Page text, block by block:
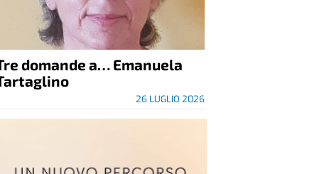
domande a… Emanuela
26 LUGLIO 2026